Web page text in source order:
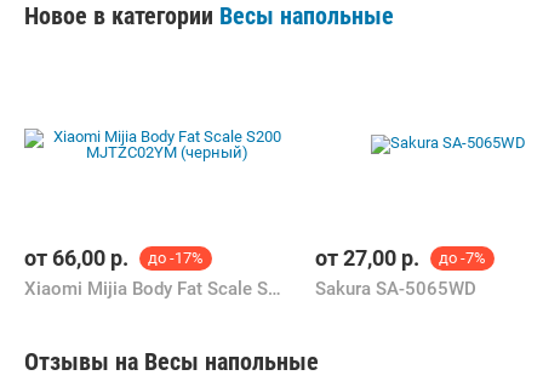
Новое в категории Весы напольные
от66,00 р. до -17%
Xiaomi Mijia Body Fat Scale S200 MJTZC02YM (черный)
от27,00 р. до -7%
Sakura SA-5065WD
Отзывы на Весы напольные